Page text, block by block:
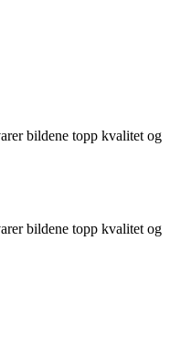
bildene topp kvalitet og
bildene topp kvalitet og